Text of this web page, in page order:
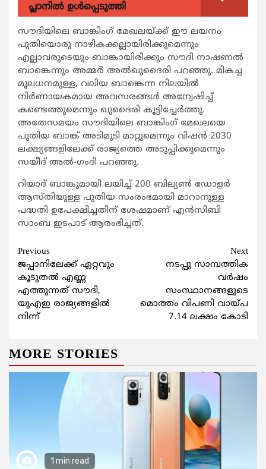
പ്ലാനിൽ ഉൾപ്പെടുത്തി
സൗദിയിലെ ബാങ്കിംഗ് മേഖലയ്ക്ക് ഈ ലയനം
പുതിയൊരു നാഴികക്കല്ലായിരിക്കുമെന്നും
എല്ലാവരുടെയും ബാങ്കായിരിക്കും സൗദി നാഷണല്‍
ബാങ്കെന്നും അമ്മര്‍ അല്‍ഖുദൈരി പറഞ്ഞു. മികച്ച
മൂലധനമുള്ള, വലിയ ബാങ്കെന്ന നിലയില്‍
നിര്‍ണായകമായ അവസരങ്ങള്‍ അന്വേഷിച്ച്
കണ്ടെത്തുമെന്നും ഖുദൈരി കൂട്ടിച്ചേര്‍ത്തു.
അതേസമയം സൗദിയിലെ ബാങ്കിംഗ് മേഖലയെ
പുതിയ ബാങ്ക് അടിമുടി മാറ്റുമെന്നും വിഷന്‍ 2030
ലക്ഷ്യങ്ങളിലേക്ക് രാജ്യത്തെ അടുപ്പിക്കുമെന്നും
സയീദ് അല്‍-ഗംദി പറഞ്ഞു.
റിയാദ് ബാങ്കുമായി ലയിച്ച് 200 ബില്യണ്‍ ഡോളര്‍
ആസ്തിയുള്ള പുതിയ സംരംഭമായി മാറാനുള്ള
പദ്ധതി ഉപേക്ഷിച്ചതിന് ശേഷമാണ് എന്‍സിബി
സാംബ ഇടപാട് ആരംഭിച്ചത്.
Continue
Reading
Previous
ജപ്പാനിലേക്ക് ഏറ്റവും
കൂടുതല്‍ എണ്ണ
എത്തുന്നത് സൗദി,
യുഎഇ രാജ്യങ്ങളില്‍
നിന്ന്
Next
നടപ്പു സാമ്പത്തിക
വര്‍ഷം
സംസ്ഥാനങ്ങളുടെ
മൊത്തം വിപണി വായ്പ
7.14 ലക്ഷം കോടി
MORE STORIES
1 min read